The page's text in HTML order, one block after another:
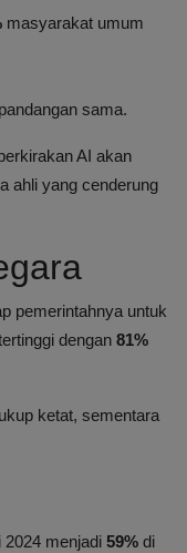
masyarakat umum
sama.
AI akan
ahli yang cenderung
pemerintahnya untuk
dengan 81%
ketat, sementara
2024 menjadi 59% di